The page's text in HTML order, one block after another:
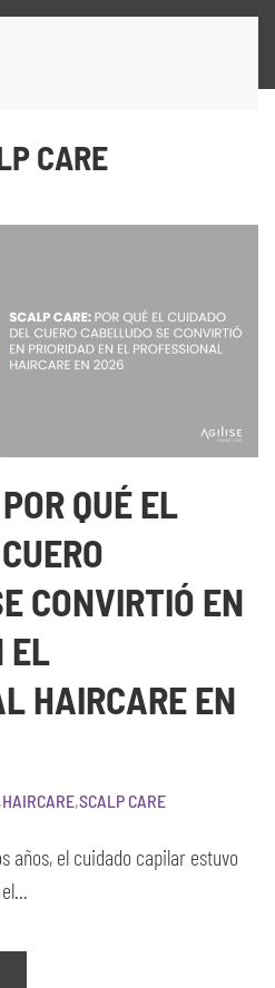
CARE
QUÉ EL
CONVIRTIÓ EN
EL
HAIRCARE EN
,HAIRCARE,SCALP CARE
años, el cuidado capilar estuvo